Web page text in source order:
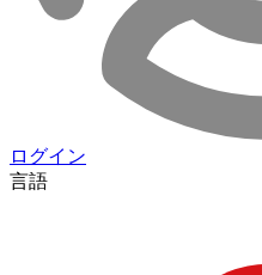
ログイン
言語